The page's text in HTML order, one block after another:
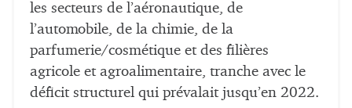
les secteurs de l’aéronautique, de
l’automobile, de la chimie, de la
parfumerie/cosmétique et des filières
agricole et agroalimentaire, tranche avec le
déficit structurel qui prévalait jusqu’en 2022.